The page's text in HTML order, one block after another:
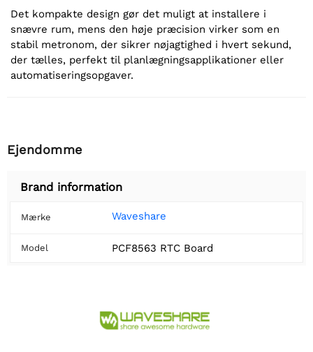
Det kompakte design gør det muligt at installere i
snævre rum, mens den høje præcision virker som en
stabil metronom, der sikrer nøjagtighed i hvert sekund,
der tælles, perfekt til planlægningsapplikationer eller
automatiseringsopgaver.
Ejendomme
Brand information
Mærke Waveshare
Model PCF8563 RTC Board